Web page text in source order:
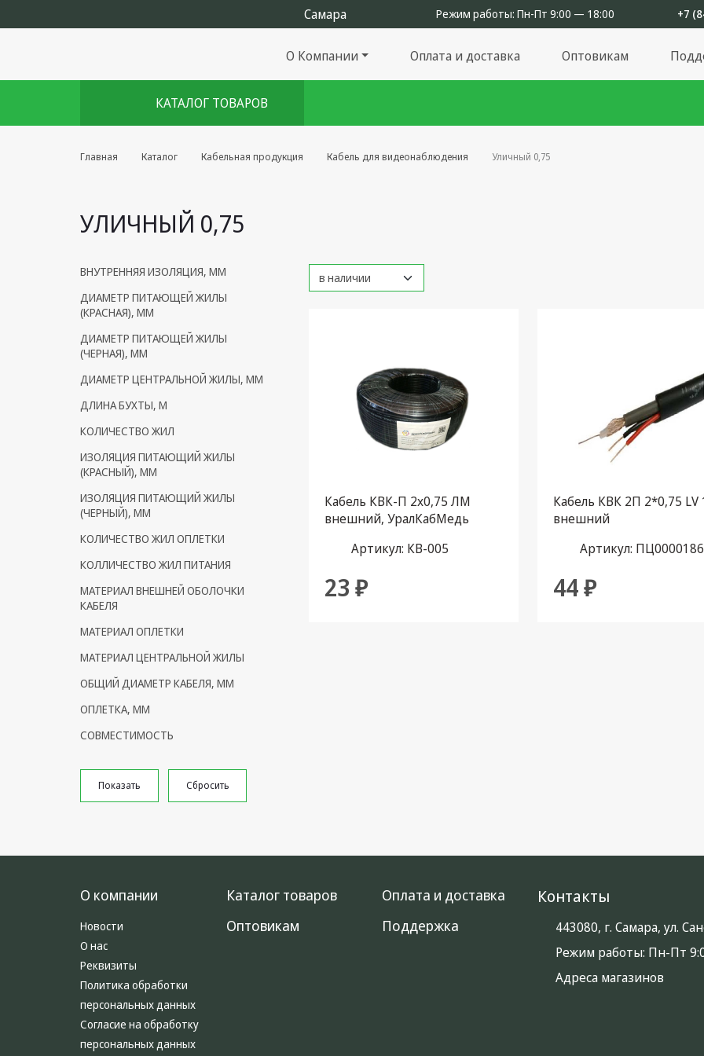
Режим работы: Пн-Пт 9:00 — 18:00 +7
О Компании Оплата и доставка Оптовикам
КАТАЛОГ ТОВАРОВ
Комплекты августа
Android TV приставки
Пульты дистанционного
управления
Спутниковое оборудование
Кабельная продукция
Усиление Интернет сигнала
Сетевое оборудование
Шнуры, Штекеры,
Переходники A/V, HDMI
Аудиотехника
Крепеж, Инструменты
Батарейки, Зарядные
питания
Коммутационное
оборудование и Телефония
Климатическая техника
Светотехника
Главная Каталог Кабельная продукция Кабель для видеонаблюдения Уличный 0,75
УЛИЧНЫЙ 0,75
ВНУТРЕННЯЯ ИЗОЛЯЦИЯ, ММ
ДИАМЕТР ПИТАЮЩЕЙ ЖИЛЫ
(КРАСНАЯ), ММ
ДИАМЕТР ПИТАЮЩЕЙ ЖИЛЫ
(ЧЕРНАЯ), ММ
ДИАМЕТР ЦЕНТРАЛЬНОЙ ЖИЛЫ, ММ
ДЛИНА БУХТЫ, М
КОЛИЧЕСТВО ЖИЛ
ИЗОЛЯЦИЯ ПИТАЮЩИЙ ЖИЛЫ
(КРАСНЫЙ), ММ
ИЗОЛЯЦИЯ ПИТАЮЩИЙ ЖИЛЫ
(ЧЕРНЫЙ), ММ
КОЛИЧЕСТВО ЖИЛ ОПЛЕТКИ
КОЛЛИЧЕСТВО ЖИЛ ПИТАНИЯ
МАТЕРИАЛ ВНЕШНЕЙ ОБОЛОЧКИ
КАБЕЛЯ
МАТЕРИАЛ ОПЛЕТКИ
МАТЕРИАЛ ЦЕНТРАЛЬНОЙ ЖИЛЫ
ОБЩИЙ ДИАМЕТР КАБЕЛЯ, ММ
ОПЛЕТКА, ММ
СОВМЕСТИМОСТЬ
Кабель КВК-П 2х0,75 ЛМ
внешний, УралКабМедь
Артикул: КВ-005
23 ₽
Кабель КВК 2П 2*0,75 LV
внешний
Артикул:
44 ₽
О компании
Новости
О нас
Реквизиты
Политика обработки
персональных данных
Согласие на обработку
персональных данных
Каталог товаров
Оплата и доставка
Оптовикам
Поддержка
Контакты
443080, г. Самара, ул.
Режим работы: Пн-Пт
Адреса магазинов